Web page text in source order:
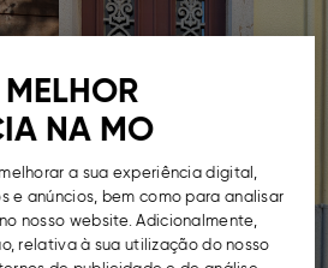
NA MO
a sua experiência digital,
e anúncios, bem como para analisar
nosso website. Adicionalmente,
relativa à sua utilização do nosso